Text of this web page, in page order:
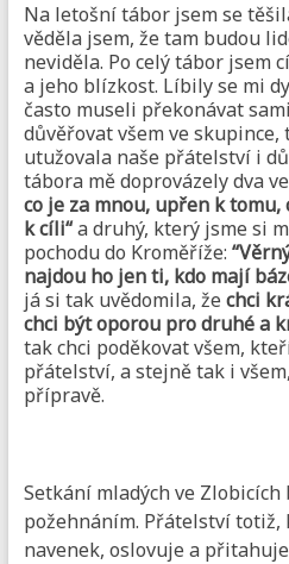
Na letošní tábor jsem se
věděla jsem, že tam budou
neviděla. Po celý tábor jsem
a jeho blízkost. Líbily se mi
často museli překonávat
důvěřovat všem ve skupince,
utužovala naše přátelství i
tábora mě doprovázely dva
co je za mnou, upřen k
k cíli“a druhý, který jsme si
pochodu do Kroměříže:
najdou ho jen ti, kdo mají
já si tak uvědomila, že chci
chci být oporou pro druhé a
tak chci poděkovat všem,
přátelství, a stejně tak i
přípravě.
Setkání mladých ve Zlobicích
požehnáním. Přátelství
navenek, oslovuje a